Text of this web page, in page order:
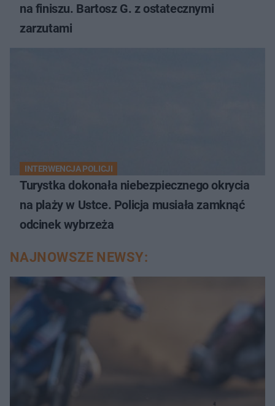
na finiszu. Bartosz G. z ostatecznymi
zarzutami
INTERWENCJA POLICJI
Turystka dokonała niebezpiecznego okrycia
na plaży w Ustce. Policja musiała zamknąć
odcinek wybrzeża
NAJNOWSZE NEWSY: